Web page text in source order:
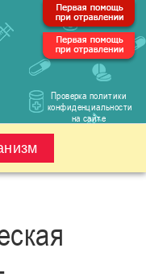
Проверка политики
конфиденциальности
на сайте